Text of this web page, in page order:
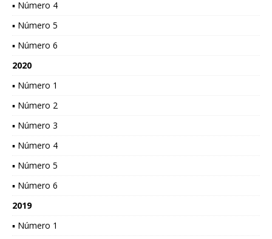
▪ Número 4
▪ Número 5
▪ Número 6
2020
▪ Número 1
▪ Número 2
▪ Número 3
▪ Número 4
▪ Número 5
▪ Número 6
2019
▪ Número 1